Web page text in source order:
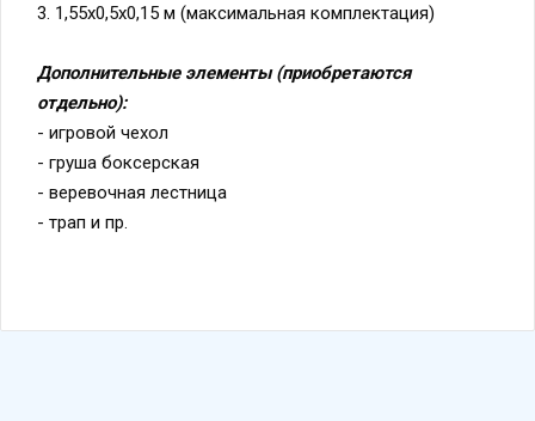
3. 1,55х0,5х0,15 м (максимальная комплектация)
Дополнительные элементы (приобретаются
отдельно):
- игровой чехол
- груша боксерская
- веревочная лестница
- трап и пр.